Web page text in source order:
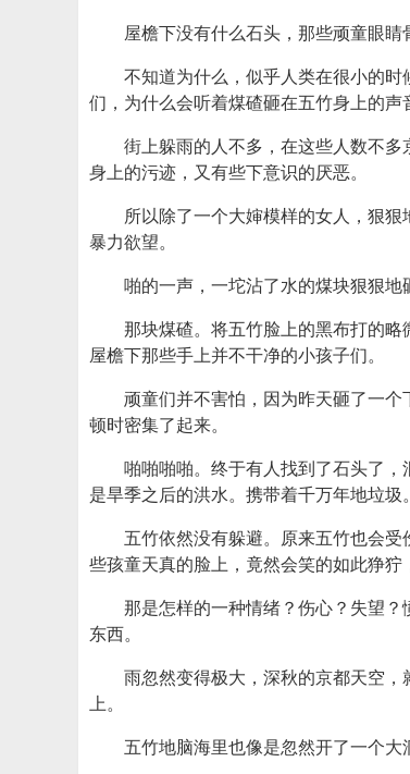
屋檐下没有什么石头，那些顽童眼
不知道为什么，似乎人类在很小的
们，为什么会听着煤碴砸在五竹身上的
街上躲雨的人不多，在这些人数不
身上的污迹，又有些下意识的厌恶。
所以除了一个大婶模样的女人，狠
暴力欲望。
啪的一声，一坨沾了水的煤块狠狠
那块煤碴。将五竹脸上的黑布打的
屋檐下那些手上并不干净的小孩子们。
顽童们并不害怕，因为昨天砸了一
顿时密集了起来。
啪啪啪啪。终于有人找到了石头了
是旱季之后的洪水。携带着千万年地垃圾
五竹依然没有躲避。原来五竹也会
些孩童天真的脸上，竟然会笑的如此狰
那是怎样的一种情绪？伤心？失望
东西。
雨忽然变得极大，深秋的京都天空
上。
五竹地脑海里也像是忽然开了一个大